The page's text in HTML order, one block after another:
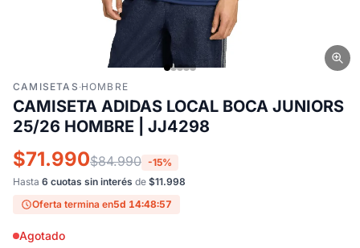
CAMISETAS ·HOMBRE
CAMISETA ADIDAS LOCAL BOCA JUNIORS
25/26 HOMBRE | JJ4298
$71.990$84.990 -15%
Hasta 6 cuotas sin interés de $11.998
Oferta termina en5d 14:48:56
Agotado